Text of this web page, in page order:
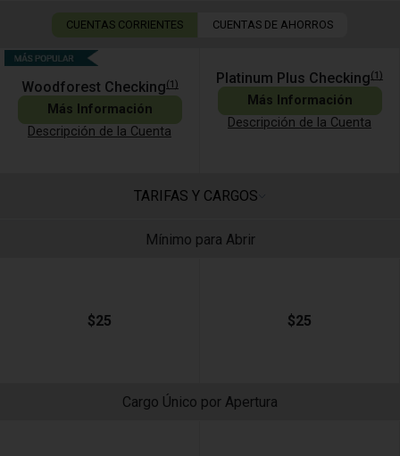
CUENTAS CORRIENTES CUENTAS DE AHORROS
Woodforest Checking(1)
Más Información
Descripción de la Cuenta
Platinum Plus Checking(1)
Más Información
Descripción de la Cuenta
TARIFAS Y CARGOS
Mínimo para Abrir
$25 $25
Cargo Único por Apertura